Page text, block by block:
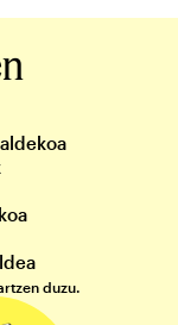
duzu.